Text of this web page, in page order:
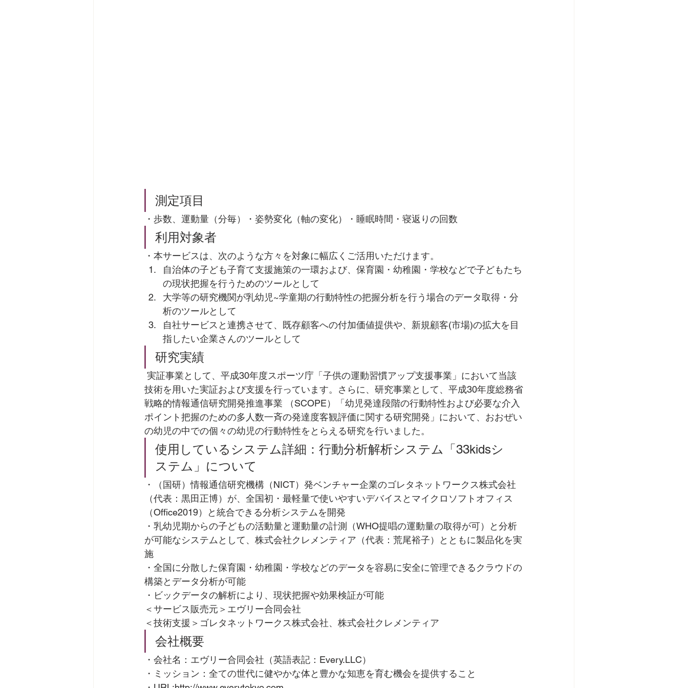
測定項目
・歩数、運動量（分毎）・姿勢変化（軸の変化）・睡眠時間・寝返りの回数
利用対象者
・本サービスは、次のような方々を対象に幅広くご活用いただけます。
自治体の子ども子育て支援施策の一環および、保育園・幼稚園・学校などで子どもたち
の現状把握を行うためのツールとして
大学等の研究機関が乳幼児~学童期の行動特性の把握分析を行う場合のデータ取得・分
析のツールとして
自社サービスと連携させて、既存顧客への付加価値提供や、新規顧客(市場)の拡大を目
指したい企業さんのツールとして
研究実績
技術を用いた実証および支援を行っています。さらに、研究事業として、平成30年度総務省
戦略的情報通信研究開発推進事業 （SCOPE）「幼児発達段階の行動特性および必要な介入
ポイント把握のための多人数一斉の発達度客観評価に関する研究開発」において、おおぜい
の幼児の中での個々の幼児の行動特性をとらえる研究を行いました。
使用しているシステム詳細：行動分析解析システム「33kidsシ
ステム」について
・（国研）情報通信研究機構（NICT）発ベンチャー企業のゴレタネットワークス株式会社
（代表：黒田正博）が、全国初・最軽量で使いやすいデバイスとマイクロソフトオフィス
（Office2019）と統合できる分析システムを開発
・乳幼児期からの子どもの活動量と運動量の計測（WHO提唱の運動量の取得が可）と分析
が可能なシステムとして、株式会社クレメンティア（代表：荒尾裕子）とともに製品化を実
施
・全国に分散した保育園・幼稚園・学校などのデータを容易に安全に管理できるクラウドの
構築とデータ分析が可能
・ビックデータの解析により、現状把握や効果検証が可能
＜サービス販売元＞エヴリー合同会社
＜技術支援＞ゴレタネットワークス株式会社、株式会社クレメンティア
会社概要
・会社名：エヴリー合同会社（英語表記：Every.LLC）
・ミッション：全ての世代に健やかな体と豊かな知恵を育む機会を提供すること